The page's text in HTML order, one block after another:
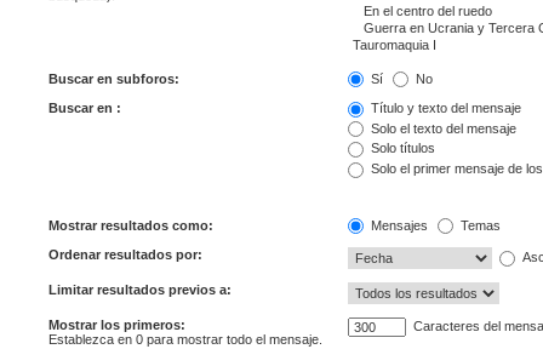
Buscar en subforos: Sí No
Buscar en :
Título y texto del mensaje
Solo el texto del mensaje
Solo títulos
Solo el primer mensaje de
Mostrar resultados como: Mensajes Temas
Ordenar resultados por:
Limitar resultados previos a:
Mostrar los primeros:
Establezca en 0 para mostrar todo el mensaje.
Caracteres del